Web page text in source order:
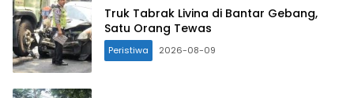
Truk Tabrak Livina di Bantar Gebang,
Satu Orang Tewas
Peristiwa 2026-08-09